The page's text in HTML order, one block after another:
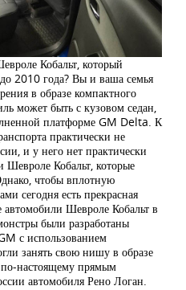
Кобальт, который
2010 года? Вы и ваша семья
в образе компактного
может быть с кузовом седан,
платформе GM Delta. К
практически не
и у него нет практически
Шевроле Кобальт, которые
чтобы вплотную
сегодня есть прекрасная
Шевроле Кобальт в
были разработаны
с использованием
занять свою нишу в образе
настоящему прямым
автомобиля Рено Логан.